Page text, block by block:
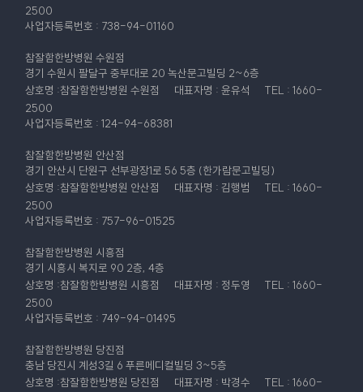
정보주체는 참잘함한방병원에 대해 언제든지 다음 각 호의 개인 정보
보호 관련 권리를 행사할 수 있습니다.
① 개인정보 열람요구 ② 오류 등이 있을 경우 정정 요구 ③ 삭제요구 ④
처리정지 요구에 대해
개인정보 보호법 시행규칙 별지 제8호 서식에 따라 서면, 전자우편,
대해 지체 없이 조치하겠습니다.
정보주체가 개인정보의 오류 등에 대한 정정 또는 삭제를 요구한
경우에는 정정 또는 삭제를 완료할 때까지 당해 개인정보를 이용하거나
제공하지 않습니다.
권리 행사는 정보주체의 법정대리인이나 위임을 받은 자 등 대리인을
이 경우 개인정보 보호법 시행규칙 별지 제11호 서식에 따른 위임장을
제출 하셔야 합니다.
7. 처리하는 개인정보 항목 참잘함한방병원은(는) 다음의 개인정보
항목을 처리하고 있습니다.
이메일 주소, 접속로그, 쿠키, 서비스이용기록
ο 선택항목 : 지점, 관심분야, 이벤트선택항목, 가입경로, 메일링 및 SMS
서비스 수신여부
8. 개인정보의 파기
2500
사업자등록번호 : 738-94-01160
참잘함한방병원 수원점
경기 수원시 팔달구 중부대로 20 녹산문고빌딩 2~6층
상호명 :참잘함한방병원 수원점
대표자명 : 윤유석
TEL : 1660-
2500
사업자등록번호 : 124-94-68381
참잘함한방병원 안산점
경기 안산시 단원구 선부광장1로 56 5층 (한가람문고빌딩)
상호명 :참잘함한방병원 안산점
대표자명 : 김행범
TEL : 1660-
2500
사업자등록번호 : 757-96-01525
참잘함한방병원 시흥점
경기 시흥시 복지로 90 2층, 4층
상호명 :참잘함한방병원 시흥점
대표자명 : 정두영
TEL : 1660-
2500
사업자등록번호 : 749-94-01495
참잘함한방병원 당진점
충남 당진시 계성3길 6 푸른메디컬빌딩 3~5층
상호명 :참잘함한방병원 당진점
대표자명 : 박경수
TEL : 1660-